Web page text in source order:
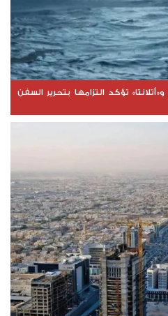
تؤكد التزامها بتحرير السفن